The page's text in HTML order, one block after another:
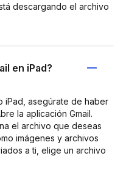
descargando el archivo
en iPad?
iPad, asegúrate de haber
la aplicación Gmail.
el archivo que deseas
imágenes y archivos
a ti, elige un archivo